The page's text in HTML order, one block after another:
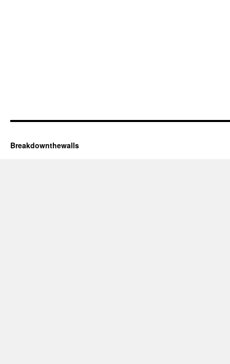
Breakdownthewalls